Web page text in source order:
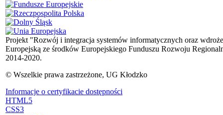
Projekt "Rozwój i integracja systemów informatycznych oraz
Europejską ze środków Europejskiego Funduszu Rozwoju
2014-2020.
© Wszelkie prawa zastrzeżone, UG Kłodzko
Informacje o certyfikacie dostępności
HTML5
CSS3